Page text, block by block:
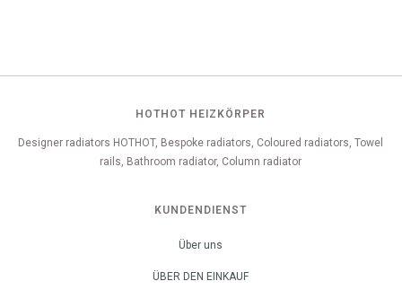
HOTHOT HEIZKÖRPER
Designer radiators HOTHOT, Bespoke radiators, Coloured radiators, Towel
rails, Bathroom radiator, Column radiator
KUNDENDIENST
Über uns
ÜBER DEN EINKAUF